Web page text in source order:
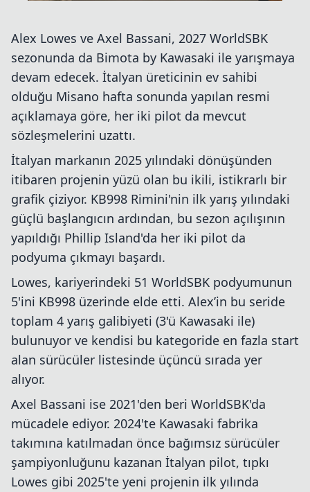
Alex Lowes ve Axel Bassani, 2027 WorldSBK
sezonunda da Bimota by Kawasaki ile yarışmaya
devam edecek. İtalyan üreticinin ev sahibi
olduğu Misano hafta sonunda yapılan resmi
açıklamaya göre, her iki pilot da mevcut
sözleşmelerini uzattı.
İtalyan markanın 2025 yılındaki dönüşünden
itibaren projenin yüzü olan bu ikili, istikrarlı bir
grafik çiziyor. KB998 Rimini'nin ilk yarış yılındaki
güçlü başlangıcın ardından, bu sezon açılışının
yapıldığı Phillip Island'da her iki pilot da
podyuma çıkmayı başardı.
Lowes, kariyerindeki 51 WorldSBK podyumunun
5'ini KB998 üzerinde elde etti. Alex’in bu seride
toplam 4 yarış galibiyeti (3'ü Kawasaki ile)
bulunuyor ve kendisi bu kategoride en fazla start
alan sürücüler listesinde üçüncü sırada yer
alıyor.
Axel Bassani ise 2021'den beri WorldSBK'da
mücadele ediyor. 2024'te Kawasaki fabrika
takımına katılmadan önce bağımsız sürücüler
şampiyonluğunu kazanan İtalyan pilot, tıpkı
Lowes gibi 2025'te yeni projenin ilk yılında